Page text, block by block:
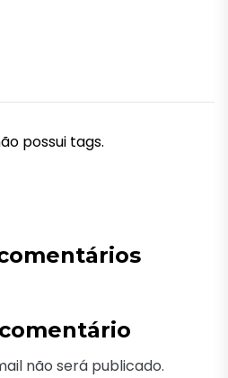
possui tags.
não será publicado.